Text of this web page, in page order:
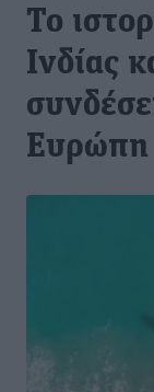
Το
Ινδίας
Ευρώπη